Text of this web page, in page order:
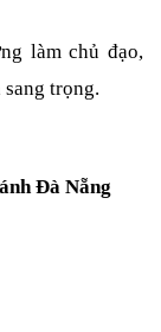
làm chủ đạo,
trọng.
Đà Nẵng